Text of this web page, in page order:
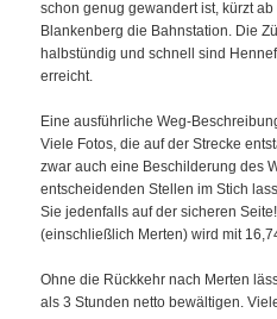
schon genug gewandert ist, kürzt
Blankenberg die Bahnstation. Die
halbstündig und schnell sind
erreicht.
Eine ausführliche Weg-
Viele Fotos, die auf der Strecke
zwar auch eine Beschilderung des
entscheidenden Stellen im Stich
Sie jedenfalls auf der sicheren
(einschließlich Merten) wird mit
Ohne die Rückkehr nach Merten
als 3 Stunden netto bewältigen.